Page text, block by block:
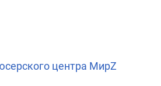
центра МирZ